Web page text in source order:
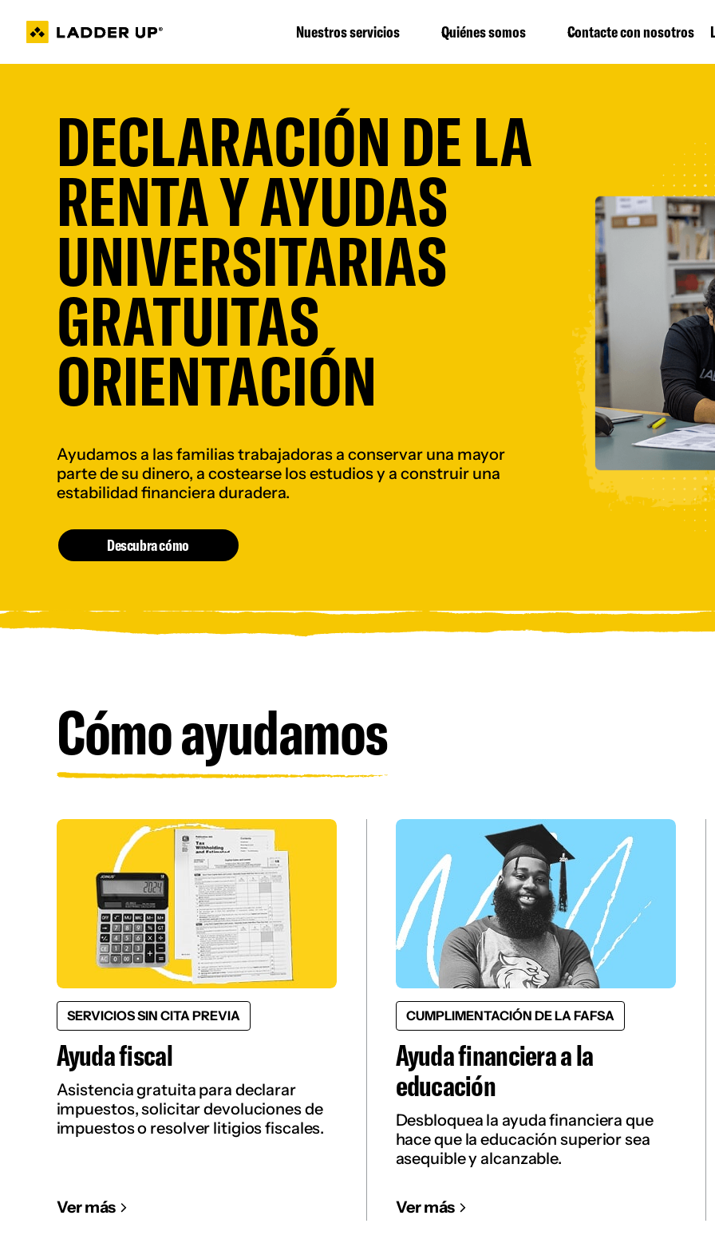
contenido
Nuestros servicios Quiénes somos Contacte con nosotros
DECLARACIÓN DE LA
RENTA Y AYUDAS
UNIVERSITARIAS
GRATUITAS
ORIENTACIÓN
Ayudamos a las familias trabajadoras a conservar una mayor
parte de su dinero, a costearse los estudios y a construir una
estabilidad financiera duradera.
Descubra cómo
Cómo ayudamos
SERVICIOS SIN CITA PREVIA
Ayuda fiscal
Asistencia gratuita para declarar
impuestos, solicitar devoluciones de
impuestos o resolver litigios fiscales.
Ver más
CUMPLIMENTACIÓN DE LA FAFSA
Ayuda financiera a la
educación
Desbloquea la ayuda financiera que
hace que la educación superior sea
asequible y alcanzable.
Ver más